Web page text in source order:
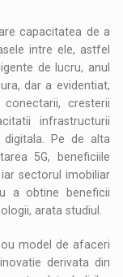
capacitatea de a
intre ele, astfel
de lucru, anul
dar a evidentiat,
cresterii
infrastructurii
Pe de alta
5G, beneficiile
sectorul imobiliar
a obtine beneficii
arata studiul.
model de afaceri
derivata din